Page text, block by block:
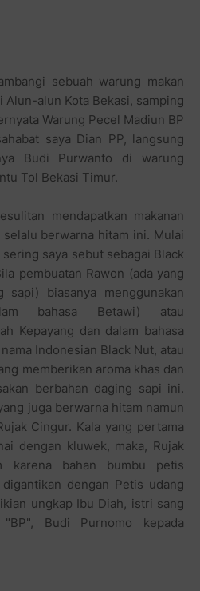
sebuah warung makan
Alun-alun Kota Bekasi, samping
Warung Pecel Madiun BP
saya Dian PP, langsung
Budi Purwanto di warung
Tol Bekasi Timur.
mendapatkan makanan
berwarna hitam ini. Mulai
saya sebut sebagai Black
pembuatan Rawon (ada yang
biasanya menggunakan
bahasa Betawi) atau
Kepayang dan dalam bahasa
Indonesian Black Nut, atau
memberikan aroma khas dan
berbahan daging sapi ini.
juga berwarna hitam namun
Cingur. Kala yang pertama
dengan kluwek, maka, Rujak
karena bahan bumbu petis
dengan Petis udang
ungkap Ibu Diah, istri sang
Budi Purnomo kepada